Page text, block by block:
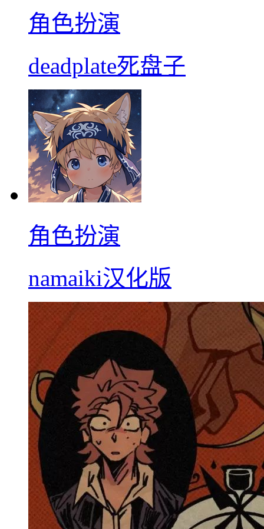
角色扮演
deadplate死盘子
角色扮演
namaiki汉化版